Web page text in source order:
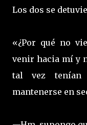
Los dos se
«¿Por qué no
venir hacia mí y
tal vez tenían
mantenerse en